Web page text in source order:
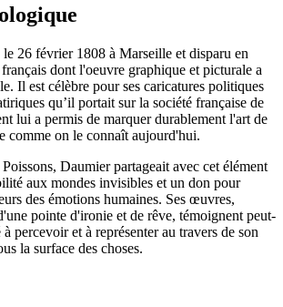
26 février 1808 à Marseille et disparu en
dont l'oeuvre graphique et picturale a
Il est célèbre pour ses caricatures politiques
qu’il portait sur la société française de
lui a permis de marquer durablement l'art de
comme on le connaît aujourd'hui.
Daumier partageait avec cet élément
aux mondes invisibles et un don pour
des émotions humaines. Ses œuvres,
pointe d'ironie et de rêve, témoignent peut-
percevoir et à représenter au travers de son
la surface des choses.